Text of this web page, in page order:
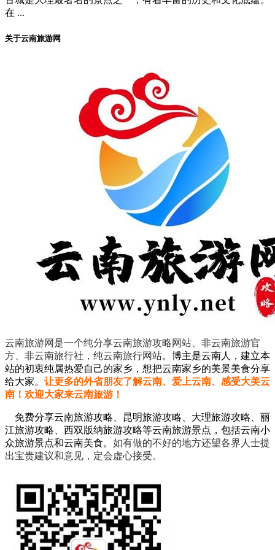
在 ...
关于云南旅游网
云南旅游网是一个纯分享云南旅游攻略网站、非云南旅游官
方、非云南旅行社，纯云南旅行网站。 博主是云南人，建立本
站的初衷纯属热爱自己的家乡，想把云南家乡的美景美食分享
给大家。 让更多的外省朋友了解云南、爱上云南、感受大美云
南！欢迎大家来云南旅游！
免费分享云南旅游攻略、昆明旅游攻略、大理旅游攻略、丽
江旅游攻略、西双版纳旅游攻略等云南旅游景点，包括云南小
众旅游景点和云南美食。 如有做的不好的地方还望各界人士提
出宝贵建议和意见，定会虚心接受。